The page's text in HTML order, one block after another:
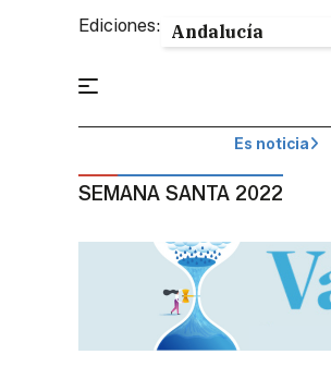
Ediciones:
Es noticia
SEMANA SANTA 2022